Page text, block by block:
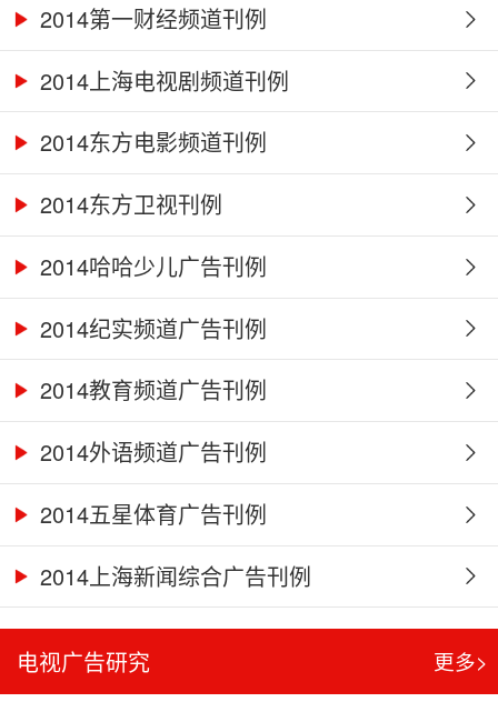
2014第一财经频道刊例
2014上海电视剧频道刊例
2014东方电影频道刊例
2014东方卫视刊例
2014哈哈少儿广告刊例
2014纪实频道广告刊例
2014教育频道广告刊例
2014外语频道广告刊例
2014五星体育广告刊例
2014上海新闻综合广告刊例
电视广告研究 更多>